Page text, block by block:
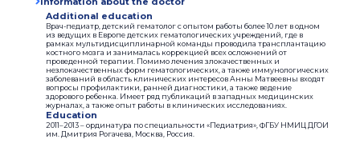
Additional education
Врач-педиатр, детский гематолог с опытом работы более 10 лет в одном
из ведущих в Европе детских гематологических учреждений, где в
рамках мультидисциплинарной команды проводила трансплантацию
костного мозга и занималась коррекцией всех осложнений от
проведенной терапии. Помимо лечения злокачественных и
незлокачественных форм гематологических, а также иммунологических
заболеваний в область клинических интересов Анны Матвеевны входят
вопросы профилактики, ранней диагностики, а также ведение
здорового ребенка. Имеет ряд публикаций в западных медицинских
журналах, а также опыт работы в клинических исследованиях.
Education
2011–2013 – ординатура по специальности «Педиатрия», ФГБУ НМИЦ ДГОИ
им. Дмитрия Рогачева, Москва, Россия.